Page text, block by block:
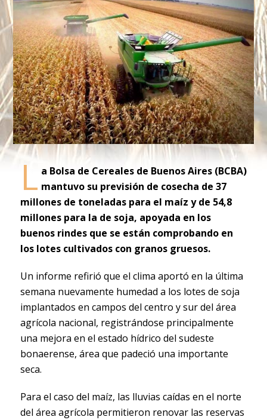
L a Bolsa de Cereales de Buenos Aires (BCBA)
mantuvo su previsión de cosecha de 37
millones de toneladas para el maíz y de 54,8
millones para la de soja, apoyada en los
buenos rindes que se están comprobando en
los lotes cultivados con granos gruesos.
Un informe refirió que el clima aportó en la última
semana nuevamente humedad a los lotes de soja
implantados en campos del centro y sur del área
agrícola nacional, registrándose principalmente
una mejora en el estado hídrico del sudeste
bonaerense, área que padeció una importante
seca.
Para el caso del maíz, las lluvias caídas en el norte
del área agrícola permitieron renovar las reservas